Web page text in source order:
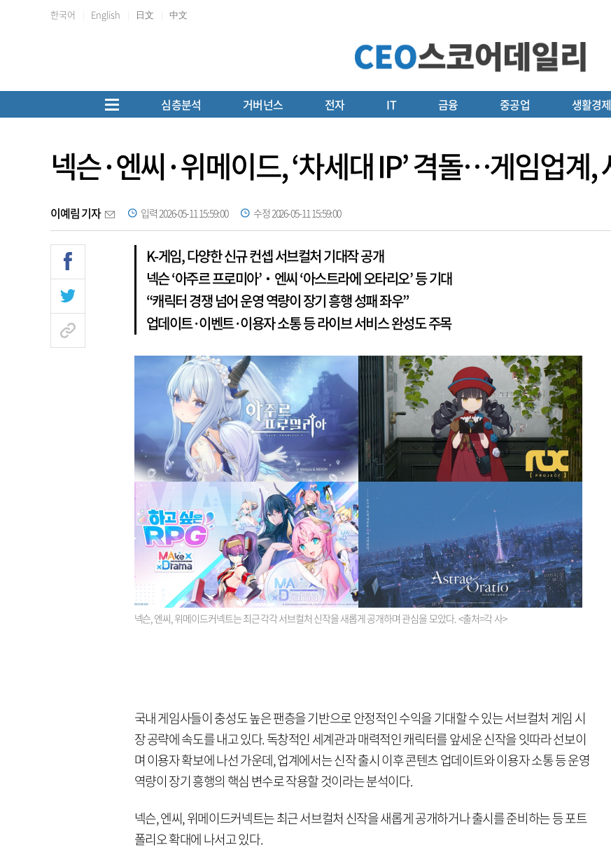
한국어 English 日文 中文
심층분석 거버넌스 전자 IT 금융 중공업 생활경제
넥슨·엔씨·위메이드, ‘차세대 IP’ 격돌…게임업계,
이예림 기자 입력 2026-05-11 15:59:00 수정 2026-05-11 15:59:00
K-게임, 다양한 신규 컨셉 서브컬처 기대작 공개
넥슨 ‘아주르 프로미아’‧엔씨 ‘아스트라에 오타리오’ 등 기대
“캐릭터 경쟁 넘어 운영 역량이 장기 흥행 성패 좌우”
업데이트·이벤트·이용자 소통 등 라이브 서비스 완성도 주목
넥슨, 엔씨, 위메이드커넥트는 최근 각각 서브컬처 신작을 새롭게 공개하며 관심을 모았다. <출처=각 사>
국내 게임사들이 충성도 높은 팬층을 기반으로 안정적인 수익을 기대할 수 있는 서브컬처 게임 시
장 공략에 속도를 내고 있다. 독창적인 세계관과 매력적인 캐릭터를 앞세운 신작을 잇따라 선보이
며 이용자 확보에 나선 가운데, 업계에서는 신작 출시 이후 콘텐츠 업데이트와 이용자 소통 등 운영
역량이 장기 흥행의 핵심 변수로 작용할 것이라는 분석이다.
넥슨, 엔씨, 위메이드커넥트는 최근 서브컬처 신작을 새롭게 공개하거나 출시를 준비하는 등 포트
폴리오 확대에 나서고 있다.